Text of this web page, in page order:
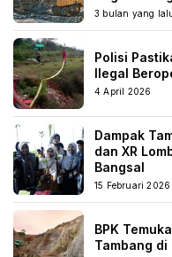
3 bulan yang
Polisi
Ilegal
4 April 2026
Dampak
dan XR
Bangsal
15 Februari 2026
BPK
Tambang di